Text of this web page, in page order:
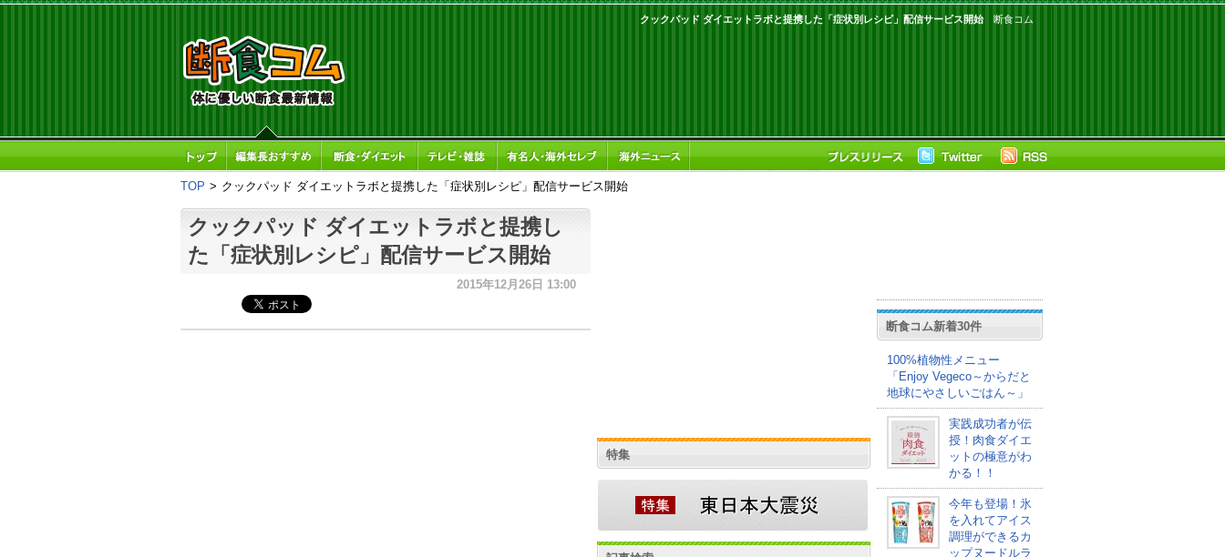
断食コム
クックパッド ダイエットラボと提携した「症状別レシピ」配信サービス開始
TOP > クックパッド ダイエットラボと提携した「症状別レシピ」配信サービス開始
クックパッド ダイエットラボと提携し
た「症状別レシピ」配信サービス開始
2015年12月26日 13:00
特集
断食コム新着30件
100%植物性メニュー
「Enjoy Vegeco～からだと
地球にやさしいごはん～」
実践成功者が伝
授！肉食ダイエ
ットの極意がわ
かる！！
今年も登場！氷
を入れてアイス
調理ができるカ
ップヌードルラ